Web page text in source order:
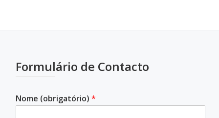
Formulário de Contacto
Nome (obrigatório) *